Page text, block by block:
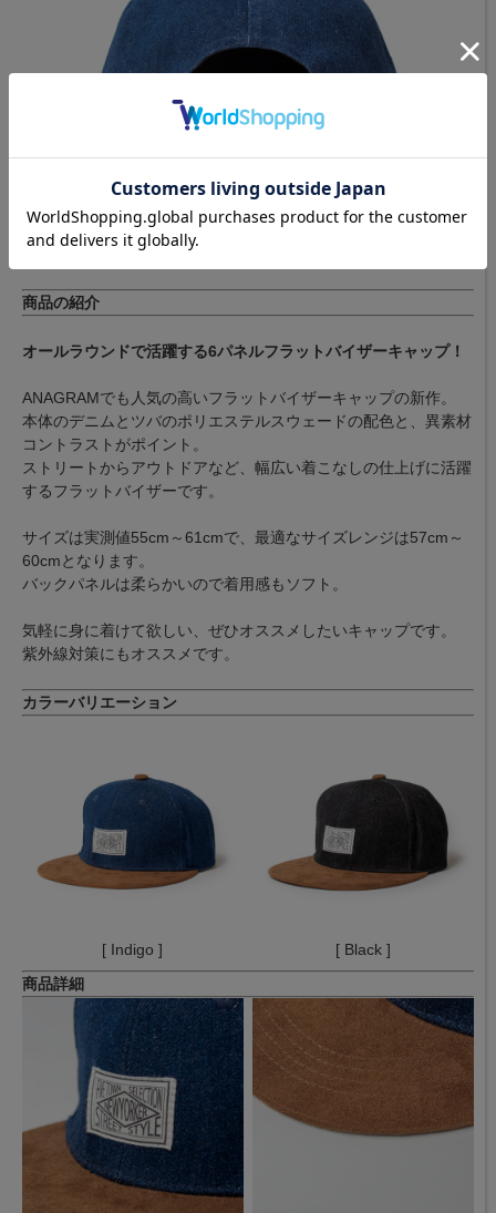
商品の紹介
オールラウンドで活躍する6パネルフラットバイザーキャップ！
ANAGRAMでも人気の高いフラットバイザーキャップの新作。
本体のデニムとツバのポリエステルスウェードの配色と、異素材
コントラストがポイント。
ストリートからアウトドアなど、幅広い着こなしの仕上げに活躍
するフラットバイザーです。
サイズは実測値55cm～61cmで、最適なサイズレンジは57cm～
60cmとなります。
バックパネルは柔らかいので着用感もソフト。
気軽に身に着けて欲しい、ぜひオススメしたいキャップです。
紫外線対策にもオススメです。
カラーバリエーション
[ Indigo ]
[ Black ]
商品詳細